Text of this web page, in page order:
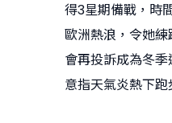
得3星期備戰，時
歐洲熱浪，令她
會再投訴成為冬季
意指天氣炎熱下跑